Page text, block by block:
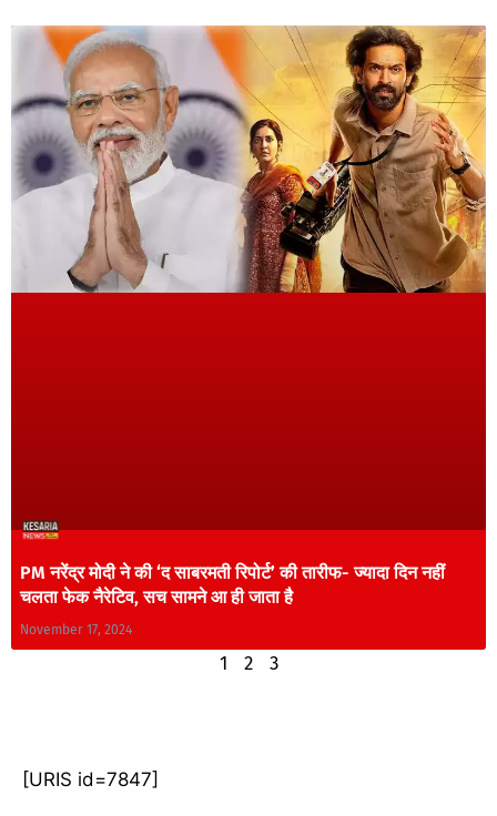
PM नरेंद्र मोदी ने की ‘द साबरमती रिपोर्ट’ की तारीफ- ज्यादा दिन नहीं
चलता फेक नैरेटिव, सच सामने आ ही जाता है
November 17, 2024
1 2 3
[URIS id=7847]